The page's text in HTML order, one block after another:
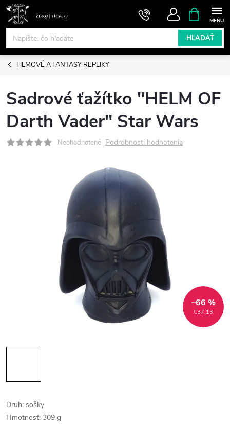
Prejsť
obsah
HĽADAŤ
KOŠÍK
FILMOVÉ A FANTASY REPLIKY
Sadrové ťažítko "HELM OF
Darth Vader" Star Wars
Neohodnotené Podrobnosti hodnotenia
€37,13
–66 %
Druh: sošky
Hmotnosť: 309 g